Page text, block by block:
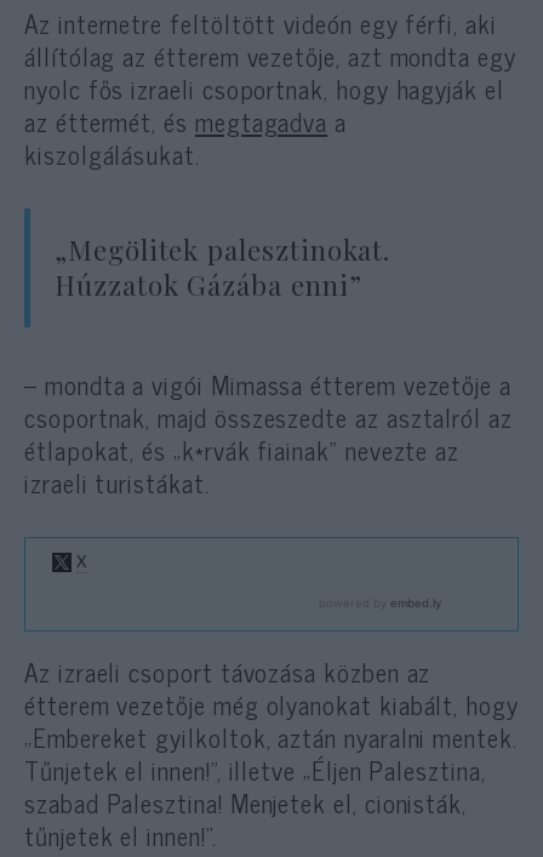
Az internetre feltöltött videón egy férfi, aki
állítólag az étterem vezetője, azt mondta egy
nyolc fős izraeli csoportnak, hogy hagyják el
az éttermét, és megtagadva a
kiszolgálásukat.
„Megölitek palesztinokat.
Húzzatok Gázába enni”
– mondta a vigói Mimassa étterem vezetője a
csoportnak, majd összeszedte az asztalról az
étlapokat, és „k*rvák fiainak” nevezte az
izraeli turistákat.
Az izraeli csoport távozása közben az
étterem vezetője még olyanokat kiabált, hogy
„Embereket gyilkoltok, aztán nyaralni mentek.
Tűnjetek el innen!”, illetve „Éljen Palesztina,
szabad Palesztina! Menjetek el, cionisták,
tűnjetek el innen!”.